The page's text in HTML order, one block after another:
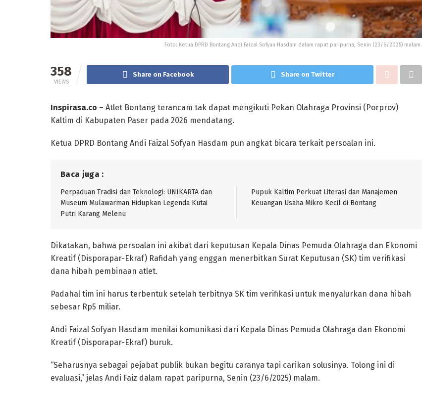
Foto: Ketua DPRD Bontang Andi Faizal Sofyan Hasdam dalam rapat paripurna, Senin (23/6/2025) malam.
358
VIEWS
Share on Facebook Share on Twitter
Inspirasa.co – Atlet Bontang terancam tak dapat mengikuti Pekan Olahraga Provinsi (Porprov)
Kaltim di Kabupaten Paser pada 2026 mendatang.
Ketua DPRD Bontang Andi Faizal Sofyan Hasdam pun angkat bicara terkait persoalan ini.
Baca juga :
Perpaduan Tradisi dan Teknologi: UNIKARTA dan
Museum Mulawarman Hidupkan Legenda Kutai
Putri Karang Melenu
Pupuk Kaltim Perkuat Literasi dan Manajemen
Keuangan Usaha Mikro Kecil di Bontang
Dikatakan, bahwa persoalan ini akibat dari keputusan Kepala Dinas Pemuda Olahraga dan Ekonomi
Kreatif (Disporapar-Ekraf) Rafidah yang enggan menerbitkan Surat Keputusan (SK) tim verifikasi
dana hibah pembinaan atlet.
Padahal tim ini harus terbentuk setelah terbitnya SK tim verifikasi untuk menyalurkan dana hibah
sebesar Rp5 miliar.
Andi Faizal Sofyan Hasdam menilai komunikasi dari Kepala Dinas Pemuda Olahraga dan Ekonomi
Kreatif (Disporapar-Ekraf) buruk.
“Seharusnya sebagai pejabat publik bukan begitu caranya tapi carikan solusinya. Tolong ini di
evaluasi,” jelas Andi Faiz dalam rapat paripurna, Senin (23/6/2025) malam.